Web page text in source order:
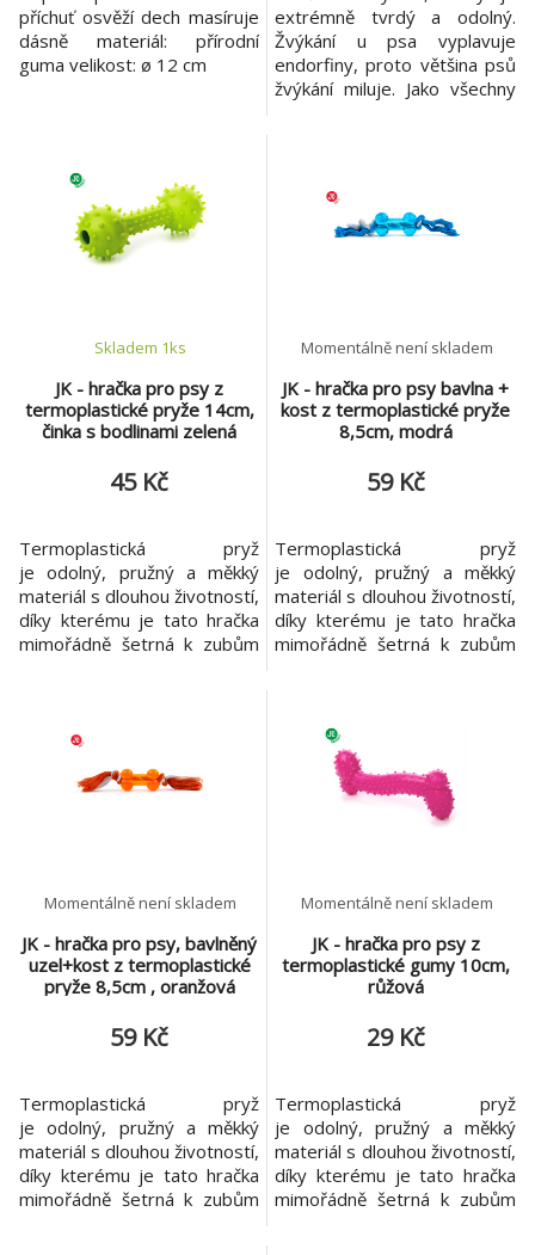
příchuť osvěží dech masíruje
dásně materiál: přírodní
guma velikost: ø 12 cm
extrémně tvrdý a odolný.
Žvýkání u psa vyplavuje
endorfiny, proto většina psů
žvýkání miluje. Jako všechny
nejpřísnější testy kvality. Díky
tvrdosti hraček si zároveň
JK - hračka pro psy z
termoplastické pryže 14cm,
činka s bodlinami zelená
Skladem 1ks
45 Kč
Termoplastická pryž
je odolný, pružný a měkký
materiál s dlouhou životností,
díky kterému je tato hračka
mimořádně šetrná k zubům
vašeho psa při hraní. TPR –
činka s bodlinami zelená,
cca 14 cm hračka z odolné
JK - hračka pro psy bavlna +
kost z termoplastické pryže
8,5cm, modrá
Momentálně není skladem
59 Kč
Termoplastická pryž
je odolný, pružný a měkký
materiál s dlouhou životností,
díky kterému je tato hračka
mimořádně šetrná k zubům
Vašeho psa při hraní.
Bavlněný uzel s kostí -
modrý, velikost 8,5 cm
hračka z termoplastické
JK - hračka pro psy, bavlněný
uzel+kost z termoplastické
pryže 8,5cm , oranžová
Momentálně není skladem
59 Kč
Termoplastická pryž
je odolný, pružný a měkký
materiál s dlouhou životností,
díky kterému je tato hračka
mimořádně šetrná k zubům
JK - hračka pro psy z
termoplastické gumy 10cm,
růžová
Momentálně není skladem
29 Kč
Termoplastická pryž
je odolný, pružný a měkký
materiál s dlouhou životností,
díky kterému je tato hračka
mimořádně šetrná k zubům